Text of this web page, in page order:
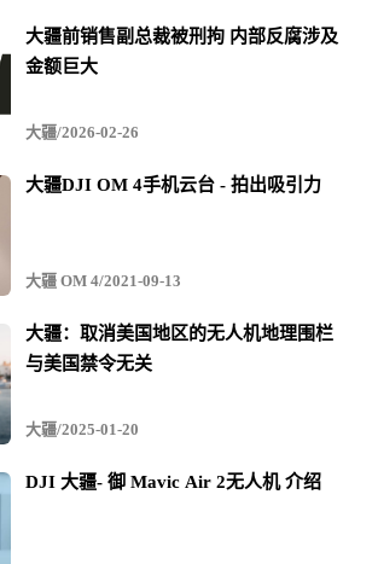
件。负责大疆北美业务的战略合作负责
至11日对日本经济新闻表示将成为中国以
装基地。关于工厂投产时间等详细情况
符合当局的监管等条件需要较长时间。
所在地的广东省深圳市组装无人机，向
在美国国内生产，有望获得美国政府机
公司无人机的效果。Jan Gasparic针对美
署等处，大疆无人机的引进正在增加，
多人的生命救助发挥了作用。美国内政部
证明。Jan Gasparic表示除了公共安全之
检查、能源和农业等领域具有增长的可
大疆前销售副总裁被刑拘 内部反腐涉及
金额巨大
大疆/2026-02-26
大疆DJI OM 4手机云台 - 拍出吸引力
大疆 OM 4/2021-09-13
大疆：取消美国地区的无人机地理围栏
与美国禁令无关
大疆/2025-01-20
DJI 大疆- 御 Mavic Air 2无人机 介绍